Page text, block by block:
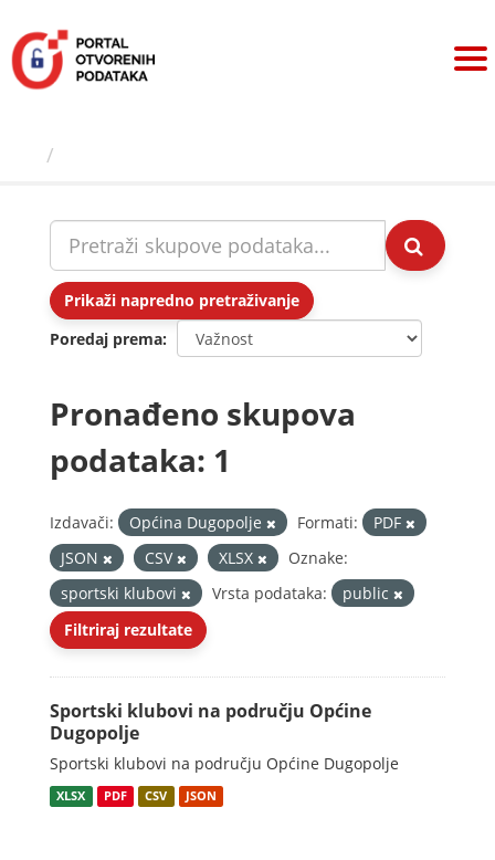
sadržaj
Prikaži napredno pretraživanje
Poredaj prema
Pronađeno skupova
podataka: 1
Izdavači: Općina Dugopolje Formati:
PDF
JSON
CSV XLSX
Oznake:
sportski klubovi
Vrsta podataka:
public
Filtriraj rezultate
Sportski klubovi na području Općine
Dugopolje
Sportski klubovi na području Općine Dugopolje
XLSX PDF CSV JSON